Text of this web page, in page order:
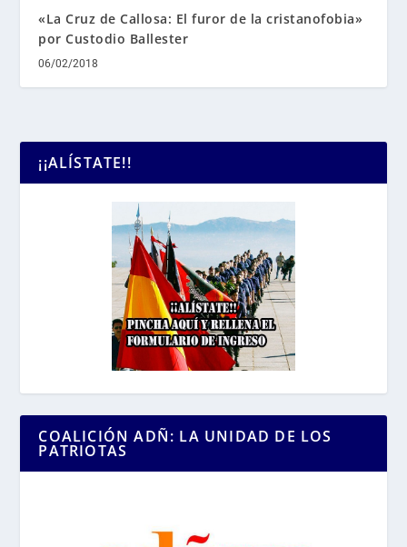
«La Cruz de Callosa: El furor de la cristanofobia»
por Custodio Ballester
06/02/2018
¡¡ALÍSTATE!!
COALICIÓN ADÑ: LA UNIDAD DE LOS
PATRIOTAS